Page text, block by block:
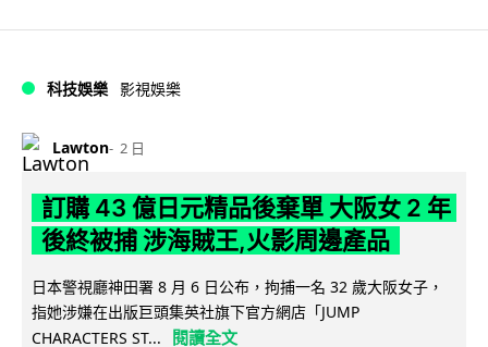
科技娛樂 影視娛樂
Lawton 2 日
訂購 43 億日元精品後棄單 大阪女 2 年
後終被捕 涉海賊王,火影周邊產品
日本警視廳神田署 8 月 6 日公布，拘捕一名 32 歲大阪女子，
指她涉嫌在出版巨頭集英社旗下官方網店「JUMP
CHARACTERS ST...
閱讀全文